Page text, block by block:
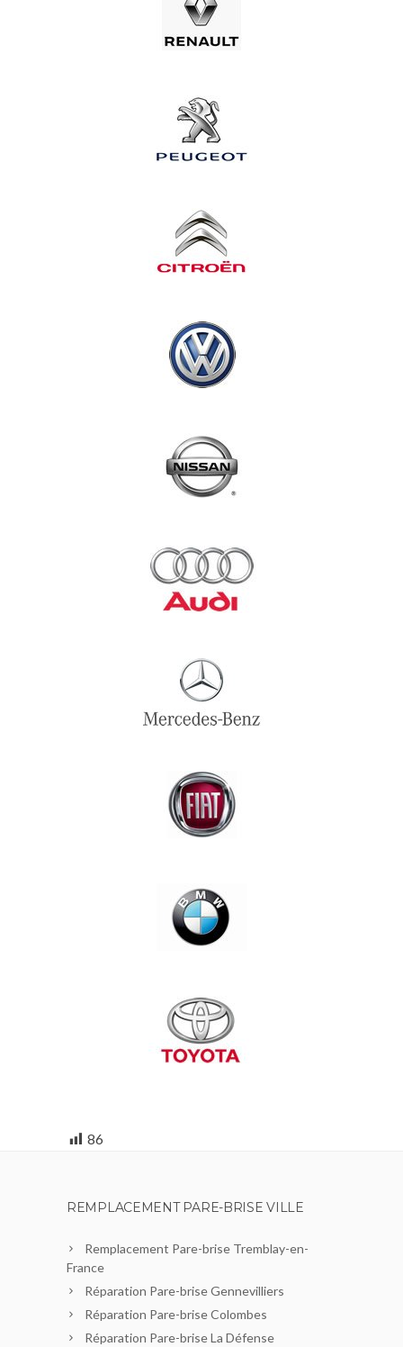
86
REMPLACEMENT PARE-BRISE VILLE
Remplacement Pare-brise Tremblay-en-
France
Réparation Pare-brise Gennevilliers
Réparation Pare-brise Colombes
Réparation Pare-brise La Défense